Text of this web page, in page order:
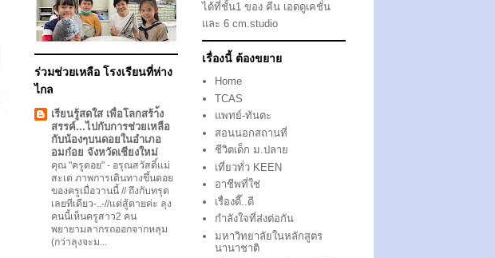
ร่วมช่วยเหลือ โรงเรียนที่ห่าง
ไกล
เรียนรู้สดใส เพื่อโลกสร้า้ง
สรรค์...ไปกับการช่วยเหลือ
กับน้องๆบนดอยในอำเภอ
อมก๋อย จังหวัดเชียงใหม่
คุณ "ครูดอย" - อรุณสวัสดิ์แม่
สะเต ภาพการเดินทางขึ้นดอย
ของครูเมื่อวานนี้ // ถึงกับทรุด
เลยทีเดียว-..-//แต่สู้ตายค่ะ ลุง
คนนี้เห็นครูสาว2 คน
พยายามลากรถออกจากหลุม
(กว่าลุงจะม...
ได้ที่ชั้น1 ของ คีน เอดดูเคชั่น
และ 6 cm.studio
เรื่องนี้ ต้องขยาย
Home
TCAS
แพทย์-ทันตะ
สอนนอกสถานที่
ชีวิตเด็ก ม.ปลาย
เที่ยวทั่ว KEEN
อาชีพที่ใช่
เรื่องดี๊..ดี
กำลังใจที่ส่งต่อกัน
มหาวิทยาลัยในหลักสูตร
นานาชาติ